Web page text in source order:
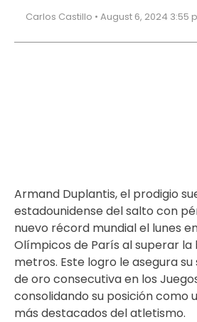
Carlos Castillo • August 6, 2024 3:55
Armand Duplantis, el prodigio
estadounidense del salto con
nuevo récord mundial el lunes
Olímpicos de París al superar la
metros. Este logro le asegura
de oro consecutiva en los
consolidando su posición como
más destacados del atletismo.